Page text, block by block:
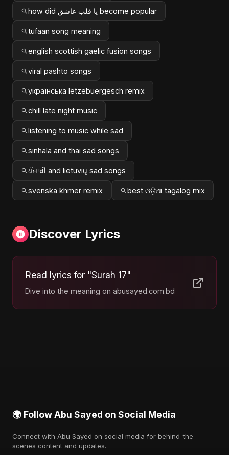
how did يا قلب عاشق become popular
tufaan song meaning
english scottish gaelic fusion songs
viral pashto songs
українська lëtzebuergesch remix
chill late night music
listening to music while sad
sinhala and thai sad songs
ਪੰਜਾਬੀ and lietuvių sad songs
svenska khmer remix best ଓଡ଼ିଆ tagalog mix
Discover Lyrics
Read lyrics for "Surah 17"
Dive into the meaning on abusayed.com.bd
🌍 Follow Abu Sayed on Social Media
Connect with Abu Sayed on social media for behind-the-
scenes content and updates.